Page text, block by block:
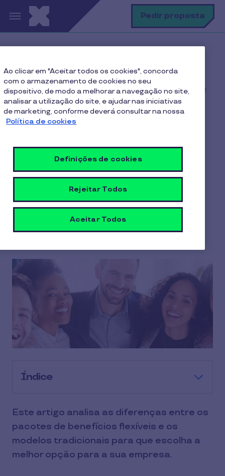
Passar para o conteúdo principalPedir proposta
Benefícios Sociais
Benefícios flexíveis vs pacote de benefícios tradicional:
qual a melhor opção para a sua empresa?
Benefícios flexíveis vs
pacote de benefícios
tradicional: qual a melhor
opção para a sua
empresa?
Índice
Este artigo analisa as diferenças entre os
pacotes de benefícios flexíveis e os
modelos tradicionais para que escolha a
melhor opção para a sua empresa.
Ao clicar em "Aceitar todos os cookies", concorda
com o armazenamento de cookies no seu
dispositivo, de modo a melhorar a navegação no site,
analisar a utilização do site, e ajudar nas iniciativas
de marketing, conforme deverá consultar na nossa
Política de cookies
Definições de cookies
Rejeitar Todos
Aceitar Todos